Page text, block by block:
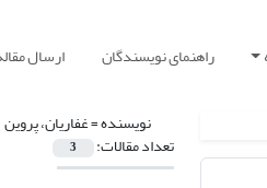
راهنمای نویسندگان ارسال
نویسنده =غفاریان، پروین
تعداد مقالات: 3